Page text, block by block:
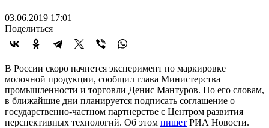
03.06.2019 17:01
Поделиться
В России скоро начнется эксперимент по маркировке
молочной продукции, сообщил глава Министерства
промышленности и торговли Денис Мантуров. По его словам,
в ближайшие дни планируется подписать соглашение о
государственно-частном партнерстве с Центром развития
перспективных технологий. Об этом пишет РИА Новости.